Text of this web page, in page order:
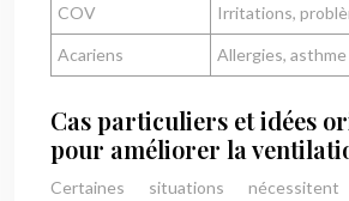
COV Irritations,
Acariens Allergies, asthme
Cas particuliers et idées
pour améliorer la
Certaines situations